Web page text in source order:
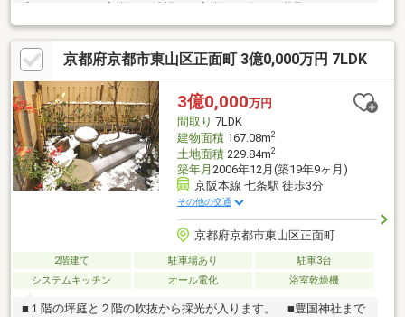
店は・・・ お客様のご希望をお客様の目線でご満足いただける
お住いを全力でお探し致します！●購入・売却・ローンのご相談
など、些細なことでもお気軽にご相談下さいませ！●リフォーム
のご相談も承っております。○京阪鴨東線 「出町柳」駅 徒歩約6
分○京都市営地下鉄烏丸線 「今出川」駅 徒歩約10分○営業時間：
10：00～20：00（火曜日・水曜日定休日※祝日は営業）事前にご
連絡いただけますと、スムーズにご案内が可能です。ご連絡お待
ちしております！
京都府京都市東山区正面町 3億0,000万円 7LDK
3億0,000万円
間取り 7LDK
建物面積167.08m2
土地面積229.84m2
築年月 2006年12月(築19年9ヶ月)
京阪本線 七条駅 徒歩3分
その他の交通
京都府京都市東山区正面町
2階建て 駐車場あり
駐車3台
システムキッチン
オール電化 浴室乾燥機
■１階の坪庭と２階の吹抜から採光が入ります。 ■豊国神社まで